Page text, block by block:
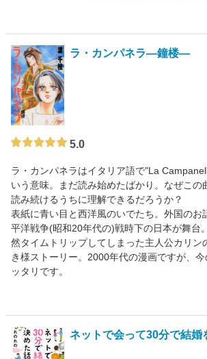
ラ・カンパネラ―鐘楼―
5.0
ラ・カンパネラはイタリア語で"La
いう意味。まだ読み始めたばかり。なぜこの
読み続けるうちに理解できるだろうか？
表紙に青い目と西洋風のいでたち。外国のお
平洋戦争(昭和20年代の)戦時下の日本が舞台
然タイムトリップしてしまった主人公カリン
き様ストーリー。2000年代の漫画ですが、
ッタリです。
ネットで会って30分で結婚